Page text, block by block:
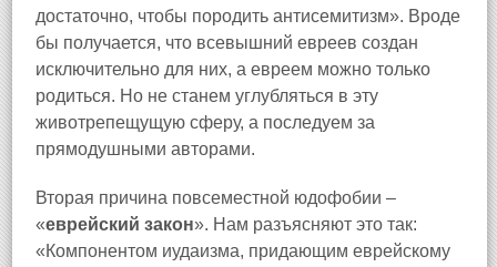
достаточно, чтобы породить антисемитизм». Вроде
бы получается, что всевышний евреев создан
исключительно для них, а евреем можно только
родиться. Но не станем углубляться в эту
животрепещущую сферу, а последуем за
прямодушными авторами.
Вторая причина повсеместной юдофобии –
«еврейский закон». Нам разъясняют это так:
«Компонентом иудаизма, придающим еврейскому